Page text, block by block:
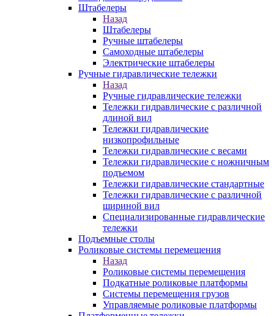
Штабелеры
Назад
Штабелеры
Ручные штабелеры
Самоходные штабелеры
Электрические штабелеры
Ручные гидравлические тележки
Назад
Ручные гидравлические тележки
Тележки гидравлические с различной
длиной вил
Тележки гидравлические
низкопрофильные
Тележки гидравлические с весами
Тележки гидравлические с ножничным
подъемом
Тележки гидравлические стандартные
Тележки гидравлические с различной
шириной вил
Специализированные гидравлические
тележки
Подъемные столы
Роликовые системы перемещения
Назад
Роликовые системы перемещения
Подкатные роликовые платформы
Системы перемещения грузов
Управляемые роликовые платформы